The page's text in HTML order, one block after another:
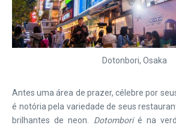
Dotonbori, Osaka
Antes uma área de prazer, célebre por
é notória pela variedade de seus
brilhantes de neon. Dotomborié na